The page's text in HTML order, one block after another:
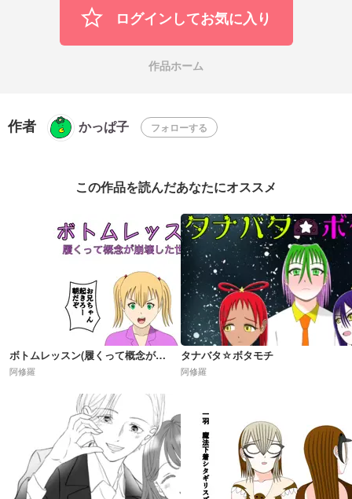
ログインしてお気に入り
作品ホーム
作者 かっぱ子 フォローする
この作品を読んだあなたにオススメ
ボトムレッスン(履くって概念が崩壊した世界)R18
阿修羅
タナバタ☆ボタモチ
阿修羅